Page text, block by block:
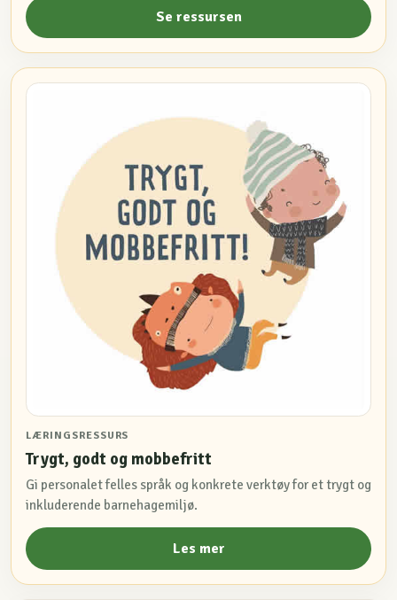
Se ressursen
LÆRINGSRESSURS
Trygt, godt og mobbefritt
Gi personalet felles språk og konkrete verktøy for et trygt og
inkluderende barnehagemiljø.
Les mer